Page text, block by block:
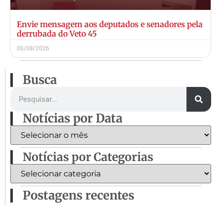
Envie mensagem aos deputados e senadores pela
derrubada do Veto 45
06/08/2026
Busca
Notícias por Data
Notícias por Categorias
Postagens recentes